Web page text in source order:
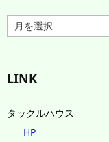
ー
ブ
LINK
タックルハウス
HP